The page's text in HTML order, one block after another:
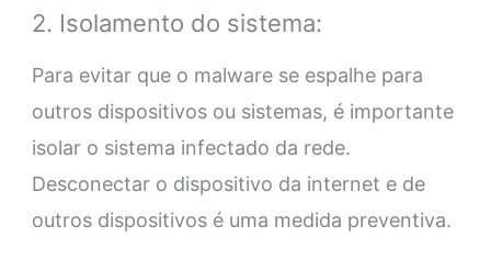
2. Isolamento do sistema:
Para evitar que o malware se espalhe para
outros dispositivos ou sistemas, é importante
isolar o sistema infectado da rede.
Desconectar o dispositivo da internet e de
outros dispositivos é uma medida preventiva.